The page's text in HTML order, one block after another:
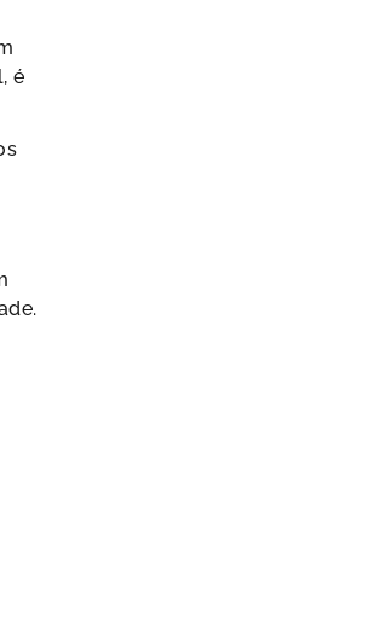
é